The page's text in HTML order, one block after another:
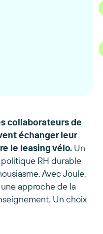
leur déclaration
Pour 2026, ils ont une
commande via
Joule
possibles en
collaborateurs de
échanger leur
le leasing vélo. Un
RH durable
Avec Joule,
approche de la
Un choix